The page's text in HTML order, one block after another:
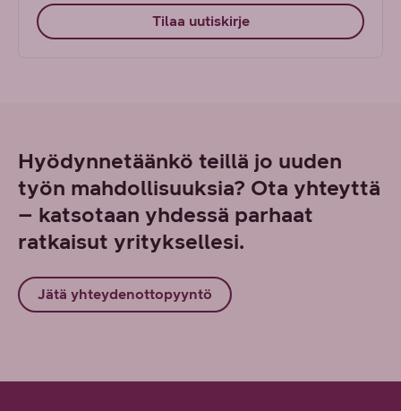
Tilaa uutiskirje
Hyödynnetäänkö teillä jo uuden
työn mahdollisuuksia? Ota yhteyttä
– katsotaan yhdessä parhaat
ratkaisut yrityksellesi.
Jätä yhteydenottopyyntö